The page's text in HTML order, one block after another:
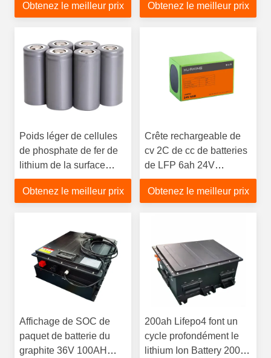
Obtenez le meilleur prix
profonde de cycle
Obtenez le meilleur prix
Poids léger de cellules
de phosphate de fer de
lithium de la surface
plane 3C 32650 3.2V
6Ah
Obtenez le meilleur prix
Crête rechargeable de
cv 2C de cc de batteries
de LFP 6ah 24V
LiFePO4 avec BMS
Obtenez le meilleur prix
Affichage de SOC de
paquet de batterie du
graphite 36V 100AH
200ah Lifepo4 font un
cycle profondément le
lithium Ion Battery 2000